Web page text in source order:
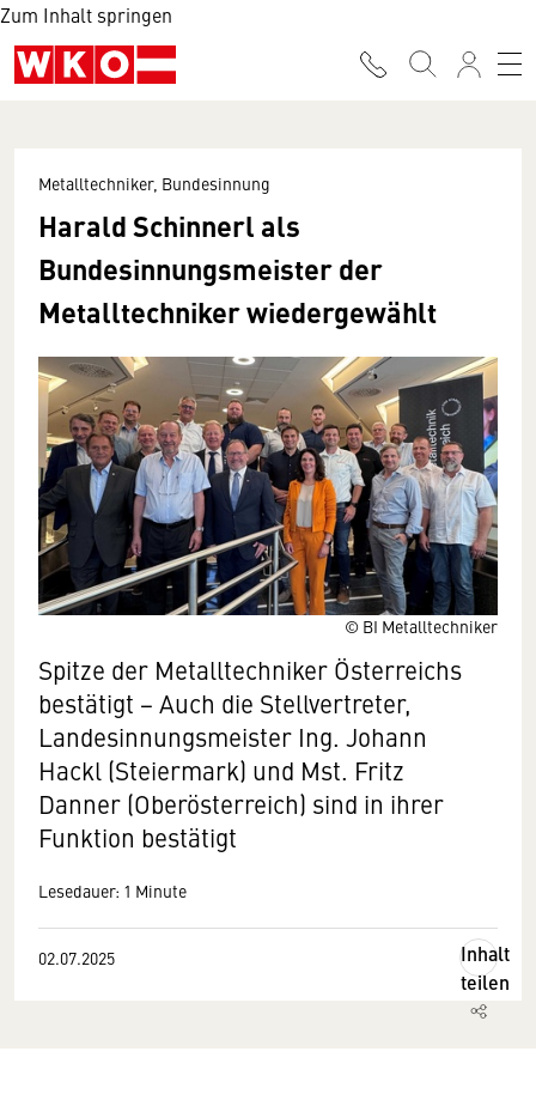
Zum Inhalt springen
© BI Metalltechniker
Metalltechniker, Bundesinnung
Harald Schinnerl als
Bundesinnungsmeister der
Metalltechniker wiedergewählt
Spitze der Metalltechniker Österreichs
bestätigt − Auch die Stellvertreter,
Landesinnungsmeister Ing. Johann
Hackl (Steiermark) und Mst. Fritz
Danner (Oberösterreich) sind in ihrer
Funktion bestätigt
Lesedauer: 1 Minute
02.07.2025
Inhalt
teilen